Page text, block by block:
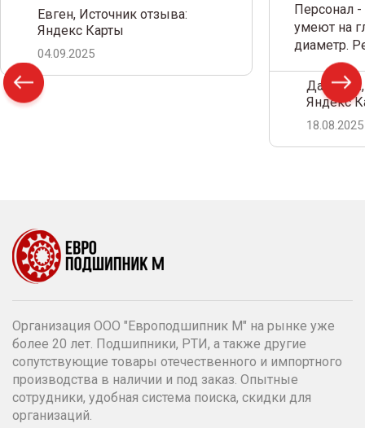
Евген, Источник отзыва:
Яндекс Карты
04.09.2025
Персонал
умеют на
диаметр.
Дамир
Яндекс
18.08.2025
Организация ООО "Европодшипник М" на рынке уже
более 20 лет. Подшипники, РТИ, а также другие
сопутствующие товары отечественного и импортного
производства в наличии и под заказ. Опытные
сотрудники, удобная система поиска, скидки для
организаций.